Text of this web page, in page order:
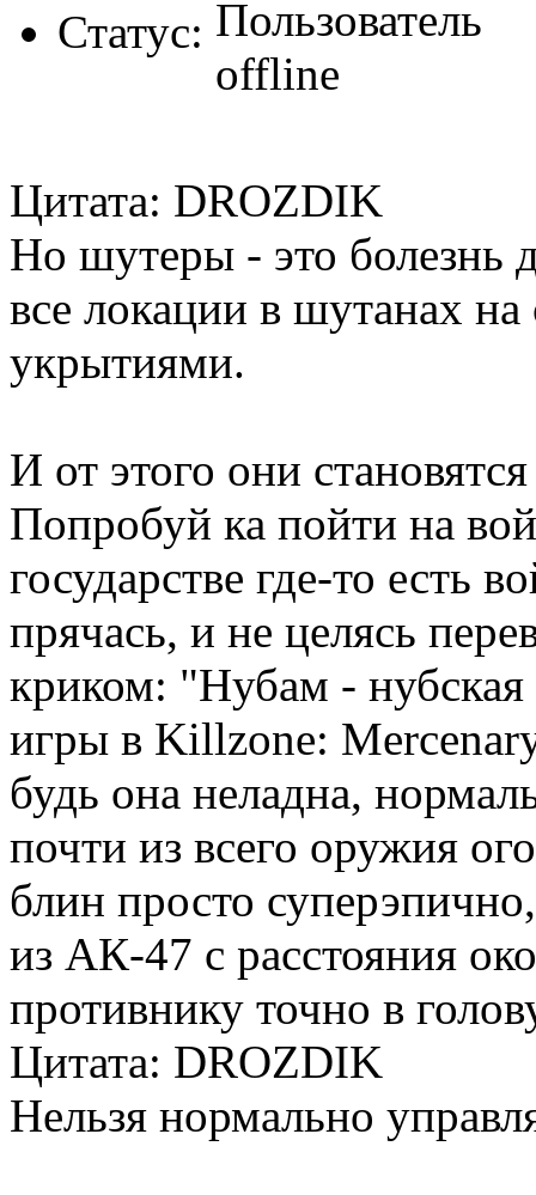
Статус:
Цитата: DROZDIK
Но шутеры - это болезнь
все локации в шутанах
укрытиями.
И от этого они
Попробуй ка пойти на
государстве где-то есть
прячась, и не целясь
криком: "Нубам -
игры в Killzone:
будь она неладна,
почти из всего оружия
блин просто
из АК-47 с расстояния
противнику точно в
Цитата: DROZDIK
Нельзя нормально